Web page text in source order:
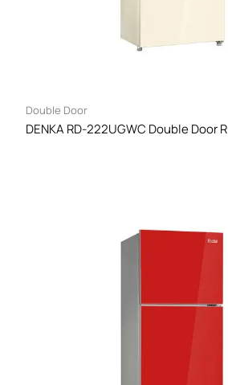
Double Door
DENKA RD-222UGWC Double Door R